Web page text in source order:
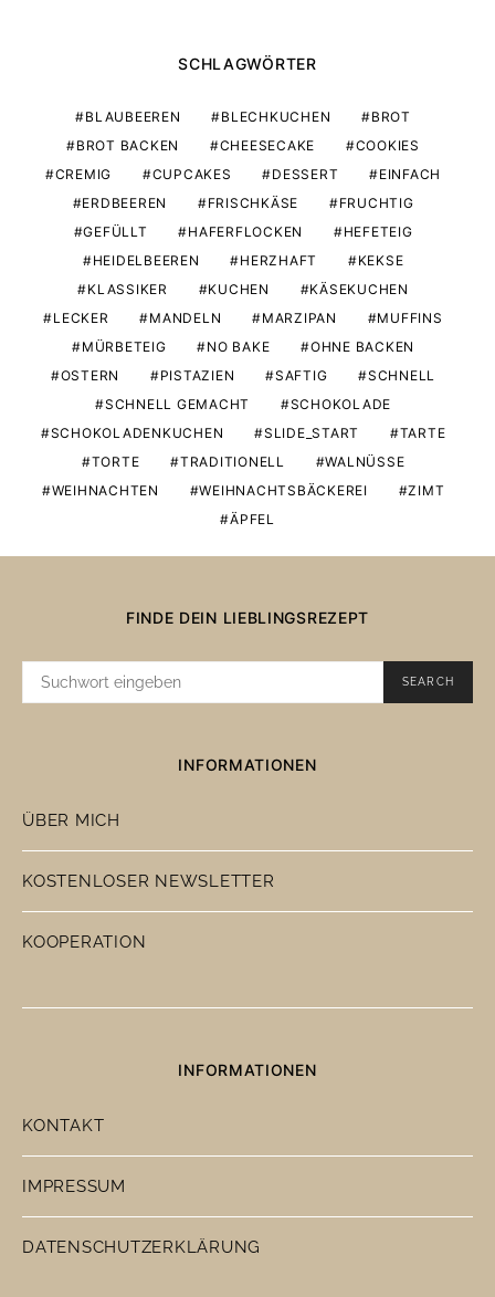
SCHLAGWÖRTER
BLAUBEEREN BLECHKUCHEN
BROT
BROT BACKEN
CHEESECAKE
COOKIES
CREMIG
CUPCAKES DESSERT
EINFACH
ERDBEEREN
FRISCHKÄSE
FRUCHTIG
GEFÜLLT
HAFERFLOCKEN
HEFETEIG
HEIDELBEEREN
HERZHAFT
KEKSE
KLASSIKER
KUCHEN
KÄSEKUCHEN
LECKER
MANDELN MARZIPAN
MUFFINS
MÜRBETEIG
NO BAKE
OHNE BACKEN
OSTERN
PISTAZIEN SAFTIG
SCHNELL
SCHNELL GEMACHT
SCHOKOLADE
SCHOKOLADENKUCHEN
SLIDE_START
TARTE
TORTE
TRADITIONELL
WALNÜSSE
WEIHNACHTEN
WEIHNACHTSBÄCKEREI
ZIMT
ÄPFEL
FINDE DEIN LIEBLINGSREZEPT
SUCHE
SEARCH
INFORMATIONEN
ÜBER MICH
KOSTENLOSER NEWSLETTER
KOOPERATION
INFORMATIONEN
KONTAKT
IMPRESSUM
DATENSCHUTZERKLÄRUNG